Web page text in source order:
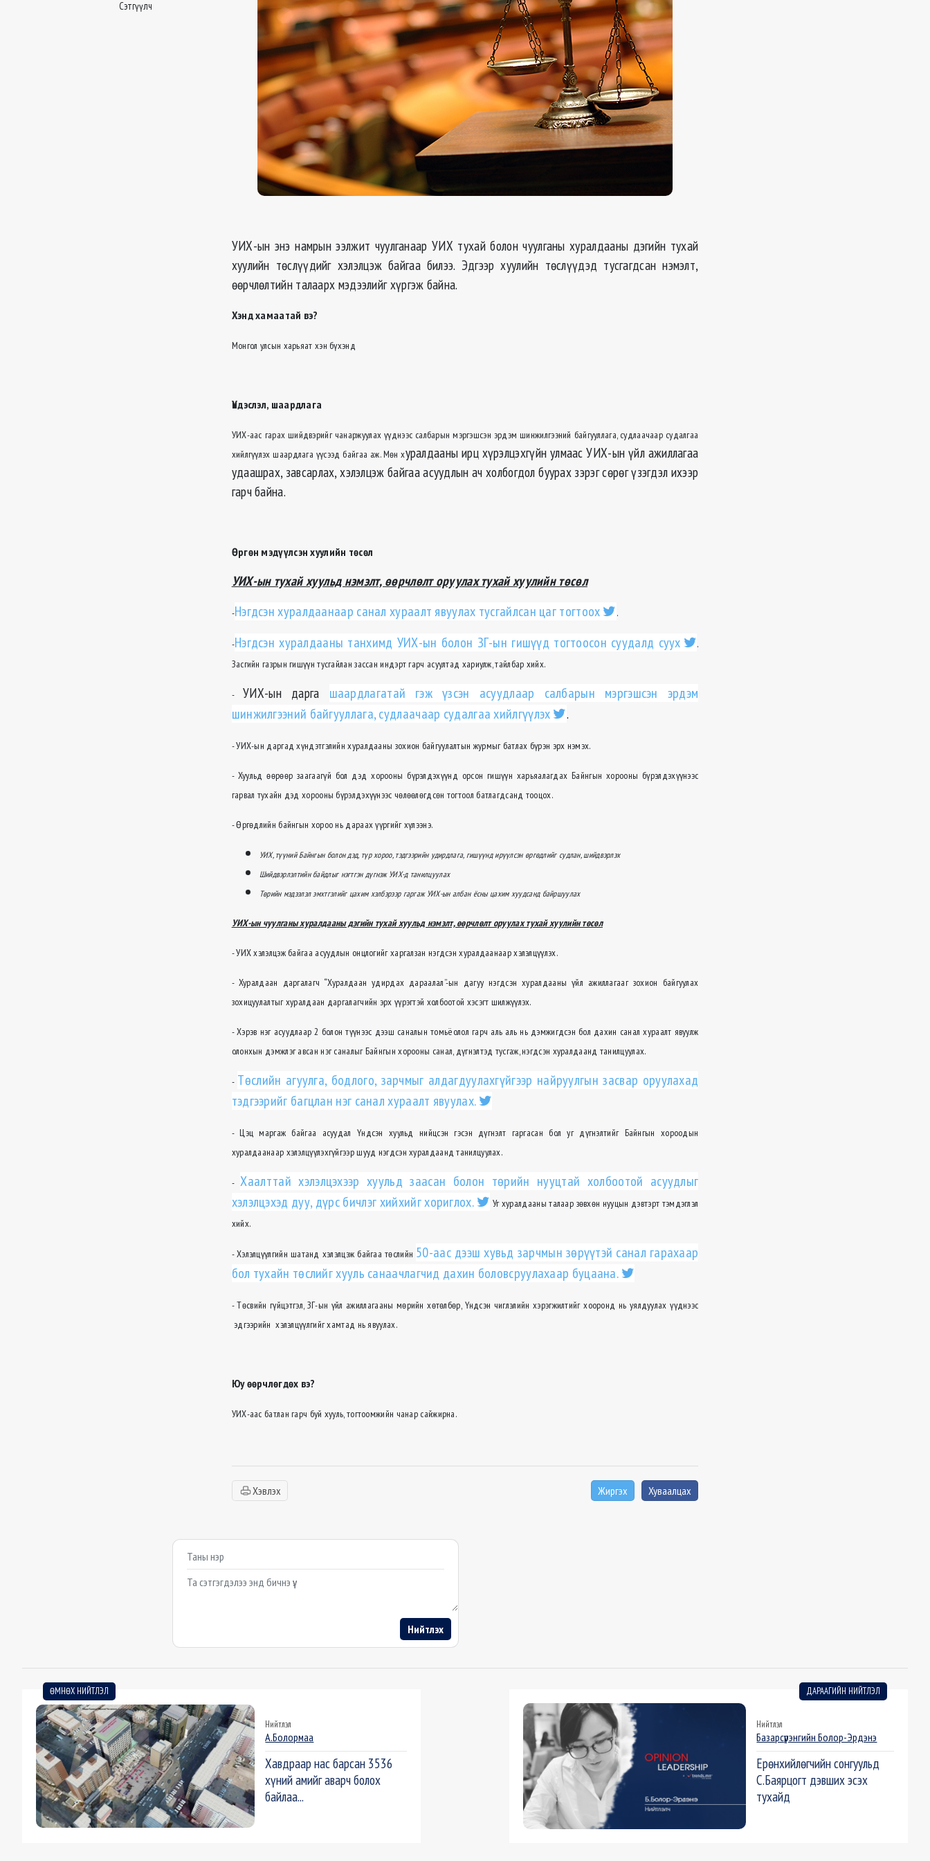
Сэтгүүлч
УИХ-ын энэ намрын ээлжит чуулганаар УИХ тухай болон чуулганы хуралдааны дэгийн тухай
хуулийн төслүүдийг хэлэлцэж байгаа билээ. Эдгээр хуулийн төслүүдэд тусгагдсан нэмэлт,
өөрчлөлтийн талаарх мэдээлийг хүргэж байна.
Хэнд хамаатай вэ?
Монгол улсын харьяат хэн бүхэнд
Үндэслэл, шаардлага
УИХ-аас гарах шийдвэрийг чанаржуулах үүднээс салбарын мэргэшсэн эрдэм шинжилгээний байгууллага, судлаачаар судалгаа
хийлгүүлэх шаардлага үүсээд байгаа аж. Мөн хуралдааны ирц хүрэлцэхгүйн улмаас УИХ-ын үйл ажиллагаа
удаашрах, завсарлах, хэлэлцэж байгаа асуудлын ач холбогдол буурах зэрэг сөрөг үзэгдэл ихээр
гарч байна.
Өргөн мэдүүлсэн хуулийн төсөл
УИХ-ын тухай хуульд нэмэлт, өөрчлөлт оруулах тухай хуулийн төсөл
-Нэгдсэн хуралдаанаар санал хураалт явуулах тусгайлсан цаг тогтоох .
-Нэгдсэн хуралдааны танхимд УИХ-ын болон ЗГ-ын гишүүд тогтоосон суудалд суух
.
Засгийн газрын гишүүн тусгайлан зассан индэрт гарч асуултад хариулж, тайлбар хийх.
- УИХ-ын дарга шаардлагатай гэж үзсэн асуудлаар салбарын мэргэшсэн эрдэм
шинжилгээний байгууллага, судлаачаар судалгаа хийлгүүлэх
.
- УИХ-ын даргад хүндэтгэлийн хуралдааны зохион байгуулалтын журмыг батлах бүрэн эрх нэмэх.
- Хуульд өөрөөр заагаагүй бол дэд хорооны бүрэлдэхүүнд орсон гишүүн харьяалагдах Байнгын хорооны бүрэлдэхүүнээс
гарвал тухайн дэд хорооны бүрэлдэхүүнээс чөлөөлөгдсөн тогтоол батлагдсанд тооцох.
- Өргөдлийн байнгын хороо нь дараах үүргийг хүлээнэ.
УИХ, түүний Байнгын болон дэд, түр хороо, тэдгээрийн удирдлага, гишүүнд ирүүлсэн өргөдлийг судлан, шийдвэрлэх
Шийдвэрлэлтийн байдлыг нэгтгэн дүгнэж УИХ-д танилцуулах
Төрийн мэдээлэл эмхтгэлийг цахим хэлбэрээр гаргаж УИХ-ын албан ёсны цахим хуудсанд байршуулах
УИХ-ын чуулганы хуралдааны дэгийн тухай хуульд нэмэлт, өөрчлөлт оруулах тухай хуулийн төсөл
- УИХ хэлэлцэж байгаа асуудлын онцлогийг харгалзан нэгдсэн хуралдаанаар хэлэлцүүлэх.
- Хуралдаан даргалагч “Хуралдаан удирдах дараалал”-ын дагуу нэгдсэн хуралдааны үйл ажиллагааг зохион байгуулах
зохицуулалтыг хуралдаан даргалагчийн эрх үүрэгтэй холбоотой хэсэгт шилжүүлэх.
- Хэрэв нэг асуудлаар 2 болон түүнээс дээш саналын томьёолол гарч аль аль нь дэмжигдсэн бол дахин санал хураалт явуулж
олонхын дэмжлэг авсан нэг саналыг Байнгын хорооны санал, дүгнэлтэд тусгаж, нэгдсэн хуралдаанд танилцуулах.
- Төслийн агуулга, бодлого, зарчмыг алдагдуулахгүйгээр найруулгын засвар оруулахад
тэдгээрийг багцлан нэг санал хураалт явуулах.
- Цэц маргаж байгаа асуудал Үндсэн хуульд нийцсэн гэсэн дүгнэлт гаргасан бол уг дүгнэлтийг Байнгын хороодын
хуралдаанаар хэлэлцүүлэхгүйгээр шууд нэгдсэн хуралдаанд танилцуулах.
-Хаалттай хэлэлцэхээр хуульд заасан болон төрийн нууцтай холбоотой асуудлыг
хэлэлцэхэд дуу, дүрс бичлэг хийхийг хориглох.
Уг хуралдааны талаар зөвхөн нууцын дэвтэрт тэмдэглэл
хийх.
- Хэлэлцүүлгийн шатанд хэлэлцэж байгаа төслийн 50-аас дээш хувьд зарчмын зөрүүтэй санал гарахаар
бол тухайн төслийг хууль санаачлагчид дахин боловсруулахаар буцаана.
- Төсвийн гүйцэтгэл, ЗГ-ын үйл ажиллагааны мөрийн хөтөлбөр, Үндсэн чиглэлийн хэрэгжилтийг хооронд нь уялдуулах үүднээс
эдгээрийн хэлэлцүүлгийг хамтад нь явуулах.
Юу өөрчлөгдөх вэ?
УИХ-аас батлан гарч буй хууль, тогтоомжийн чанар сайжирна.
Хэвлэх Жиргэх Хуваалцах
Сэтгэгдэл бичих
Example textarea
Нийтлэх
ӨМНӨХ НИЙТЛЭЛ
Нийтлэл
А.Болормаа
Хавдраар нас барсан 3536
хүний амийг аварч болох
байлаа...
ДАРААГИЙН НИЙТЛЭЛ
Нийтлэл
Базарсүрэнгийн Болор-Эрдэнэ
Ерөнхийлөгчийн сонгуульд
С.Баярцогт дэвших эсэх
тухайд